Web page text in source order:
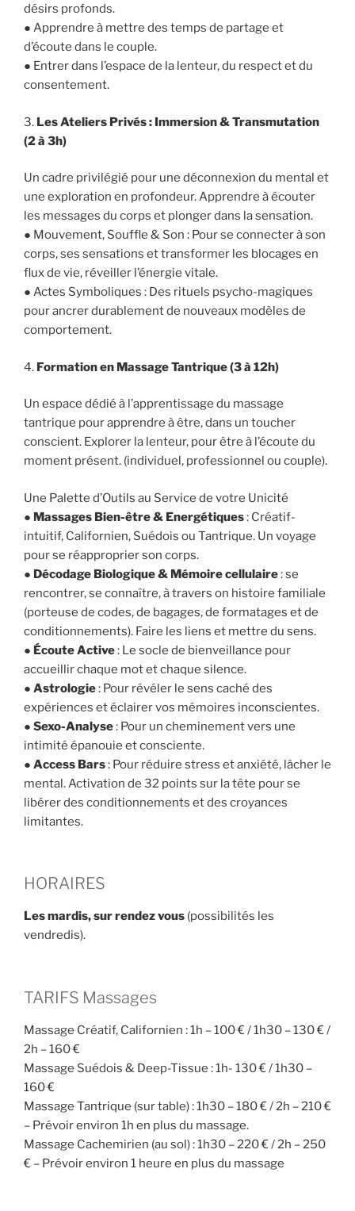
désirs profonds.
● Apprendre à mettre des temps de partage et
d’écoute dans le couple.
● Entrer dans l’espace de la lenteur, du respect et du
consentement.
3. Les Ateliers Privés : Immersion & Transmutation
(2 à 3h)
Un cadre privilégié pour une déconnexion du mental et
une exploration en profondeur. Apprendre à écouter
les messages du corps et plonger dans la sensation.
● Mouvement, Souffle & Son : Pour se connecter à son
corps, ses sensations et transformer les blocages en
flux de vie, réveiller l’énergie vitale.
● Actes Symboliques : Des rituels psycho-magiques
pour ancrer durablement de nouveaux modèles de
comportement.
4. Formation en Massage Tantrique (3 à 12h)
Un espace dédié à l’apprentissage du massage
tantrique pour apprendre à être, dans un toucher
conscient. Explorer la lenteur, pour être à l’écoute du
moment présent. (individuel, professionnel ou couple).
Une Palette d’Outils au Service de votre Unicité
● Massages Bien-être & Energétiques: Créatif-
intuitif, Californien, Suédois ou Tantrique. Un voyage
pour se réapproprier son corps.
● Décodage Biologique & Mémoire cellulaire: se
rencontrer, se connaître, à travers on histoire familiale
(porteuse de codes, de bagages, de formatages et de
conditionnements). Faire les liens et mettre du sens.
● Écoute Active: Le socle de bienveillance pour
accueillir chaque mot et chaque silence.
● Astrologie: Pour révéler le sens caché des
expériences et éclairer vos mémoires inconscientes.
● Sexo-Analyse: Pour un cheminement vers une
intimité épanouie et consciente.
● Access Bars: Pour réduire stress et anxiété, lâcher le
mental. Activation de 32 points sur la tête pour se
libérer des conditionnements et des croyances
limitantes.
HORAIRES
Les mardis, sur rendez vous (possibilités les
vendredis).
TARIFS Massages
Massage Créatif, Californien : 1h – 100 € / 1h30 – 130 € /
2h – 160 €
Massage Suédois & Deep-Tissue : 1h- 130 € / 1h30 –
160 €
Massage Tantrique (sur table) : 1h30 – 180 € / 2h – 210 €
– Prévoir environ 1h en plus du massage.
Massage Cachemirien (au sol) : 1h30 – 220 € / 2h – 250
€ – Prévoir environ 1 heure en plus du massage